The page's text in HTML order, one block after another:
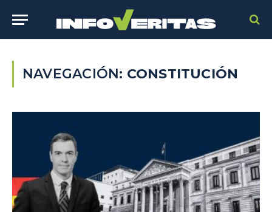
NAVEGACIÓN: CONSTITUCIÓN